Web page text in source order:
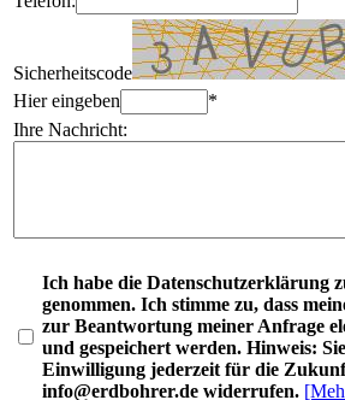
Sicherheitscode
Hier eingeben
*
Ihre Nachricht:
Ich habe die Datenschutzerklärung
genommen. Ich stimme zu, dass
zur Beantwortung meiner Anfrage
und gespeichert werden. Hinweis:
Einwilligung jederzeit für die
info@erdbohrer.de widerrufen.